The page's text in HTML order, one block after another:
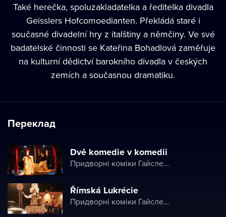
Také herečka, spoluzakladatelka a ředitelka divadla
Geisslers Hofcomoedianten. Překládá staré i
současné divadelní hry z italštiny a němčiny. Ve své
badatelské činnosti se Kateřina Bohadlová zaměřuje
na kulturní dědictví barokního divadla v českých
zemích a současnou dramatiku.
Переклад
Dvě komedie v komedii
Придворні коміки Гайслера
Římská Lukrécie
Придворні коміки Гайслера